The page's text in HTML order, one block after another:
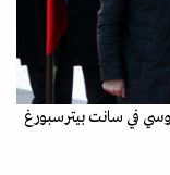
في سانت بيترسبورغ